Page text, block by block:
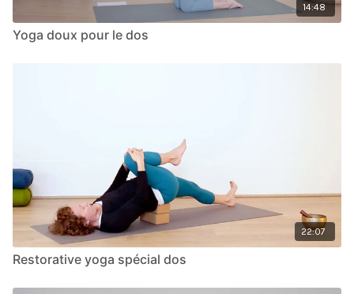
14:48
Yoga doux pour le dos
22:07
Restorative yoga spécial dos